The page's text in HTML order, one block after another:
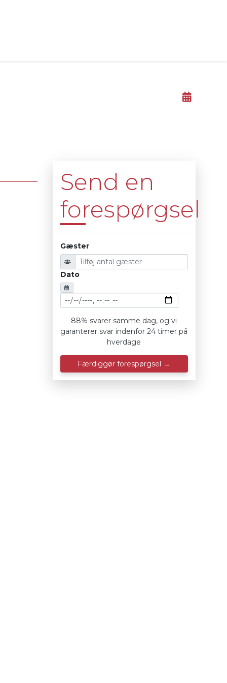
Send en
forespørgsel
Gæster
Dato
88% svarer samme dag, og vi
garanterer svar indenfor 24 timer på
hverdage
Færdiggør forespørgsel →